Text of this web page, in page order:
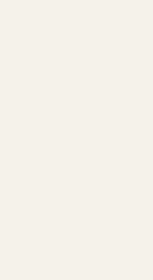
descritto. Spedizione rapida.